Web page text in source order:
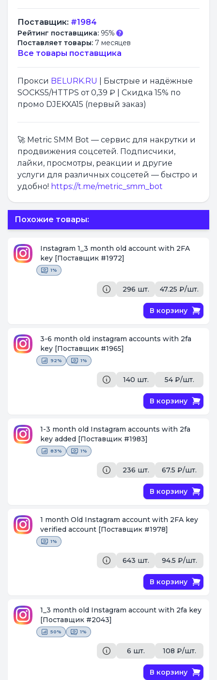
Поставщик: #1984
Рейтинг поставщика: 95%
Поставляет товары: 7 месяцев
Все товары поставщика
Прокси BELURK.RU
| Быстрые и надёжные
SOCKS5/HTTPS от 0,39 ₽ | Скидка 15% по
промо DJEKXA15 (первый заказ)
🚀 Metric SMM Bot — сервис для накрутки и
продвижения соцсетей. Подписчики,
лайки, просмотры, реакции и другие
услуги для различных соцсетей — быстро и
удобно! https://t.me/metric_smm_bot
Похожие товары:
Instagram 1_3 month old account with 2FA
key [Поставщик #1972]
1%
296 шт. 47.25 ₽/шт.
В корзину
3-6 month old instagram accounts with 2fa
key [Поставщик #1965]
92% 1%
140 шт. 54 ₽/шт.
В корзину
1-3 month old Instagram accounts with 2fa
key added [Поставщик #1983]
83% 1%
236 шт. 67.5 ₽/шт.
В корзину
1 month Old Instagram account with 2FA key
verified account [Поставщик #1978]
1%
643 шт. 94.5 ₽/шт.
В корзину
1_3 month old Instagram account with 2fa key
[Поставщик #2043]
50% 1%
6 шт. 108 ₽/шт.
В корзину